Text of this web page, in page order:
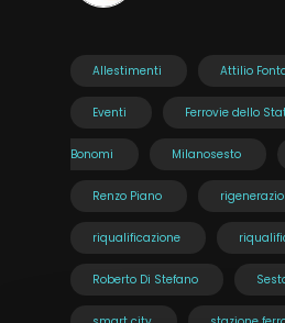
Allestimenti Attilio
Eventi Ferrovie dello
Bonomi Milanosesto
Renzo Piano
riqualificazione
Roberto Di Stefano